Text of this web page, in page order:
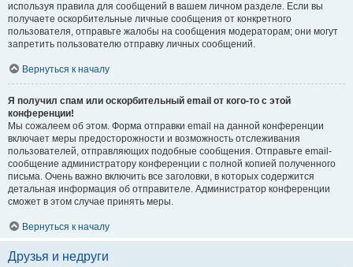
используя правила для сообщений в вашем личном разделе. Если вы
получаете оскорбительные личные сообщения от конкретного
пользователя, отправьте жалобы на сообщения модераторам; они могут
запретить пользователю отправку личных сообщений.
Вернуться к началу
Я получил спам или оскорбительный email от кого-то с этой
конференции!
Мы сожалеем об этом. Форма отправки email на данной конференции
включает меры предосторожности и возможность отслеживания
пользователей, отправляющих подобные сообщения. Отправьте email-
сообщение администратору конференции с полной копией полученного
письма. Очень важно включить все заголовки, в которых содержится
детальная информация об отправителе. Администратор конференции
сможет в этом случае принять меры.
Вернуться к началу
Друзья и недруги